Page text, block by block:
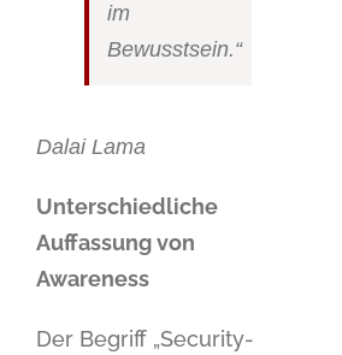
im
Bewusstsein.“
Dalai Lama
Unterschiedliche
Auffassung von
Awareness
Der Begriff „Security-